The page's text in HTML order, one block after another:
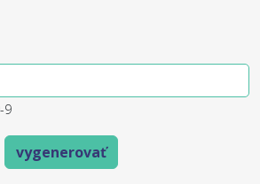
9
vygenerovať